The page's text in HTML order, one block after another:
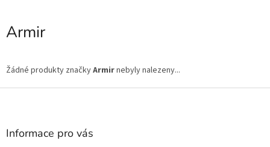
Armir
Žádné produkty značkyArmirnebyly nalezeny...
Z
Informace pro vás